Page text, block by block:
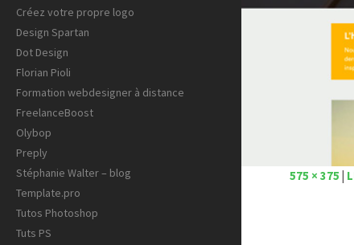
Créez votre propre logo
Design Spartan
Dot Design
Florian Pioli
Formation webdesigner à distance
FreelanceBoost
Olybop
Preply
Stéphanie Walter – blog
Template.pro
Tutos Photoshop
Tuts PS
575 × 375 |